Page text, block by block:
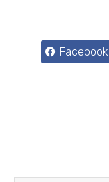
Facebook